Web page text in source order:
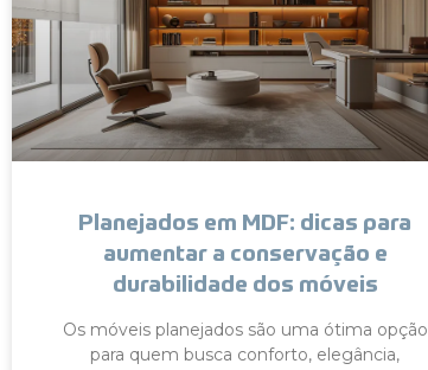
Planejados em MDF: dicas para
aumentar a conservação e
durabilidade dos móveis
Os móveis planejados são uma ótima opção
para quem busca conforto, elegância,